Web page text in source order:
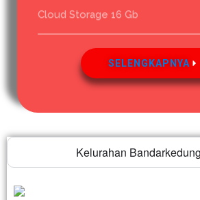
Cloud Storage 16 Gb
SELENGKAPNYA
Kelurahan